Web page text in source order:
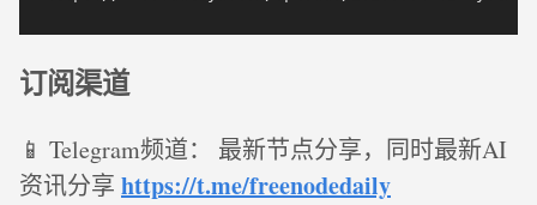
订阅渠道
📱 Telegram频道： 最新节点分享，同时最新AI
资讯分享 https://t.me/freenodedaily